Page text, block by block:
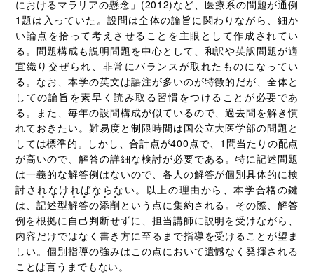
におけるマラリアの懸念」(2012)など、医療系の問題が通例
1題は入っていた。設問は全体の論旨に関わりながら、細か
い論点を拾って考えさせることを主眼として作成されてい
る。問題構成も説明問題を中心として、和訳や英訳問題が適
宜織り交ぜられ、非常にバランスが取れたものになってい
る。なお、本学の英文は語注が多いのが特徴的だが、全体と
しての論旨を素早く読み取る習慣をつけることが必要であ
る。また、毎年の設問構成が似ているので、過去問を解き慣
れておきたい。難易度と制限時間は国公立大医学部の問題と
しては標準的。しかし、合計点が400点で、1問当たりの配点
が高いので、解答の詳細な検討が必要である。特に記述問題
は一義的な解答例はないので、各人の解答が個別具体的に検
討されなければならない。以上の理由から、本学合格の鍵
は、 記述型解答の添削 という点に集約される。その際、解答
例を根拠に自己判断せずに、担当講師に説明を受けながら、
内容だけではなく書き方に至るまで指導を受けることが望ま
しい。個別指導の強みはこの点において遺憾なく発揮される
ことは言うまでもない。